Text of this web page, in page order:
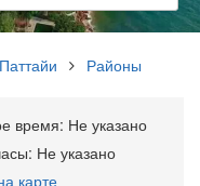
Районы
время: Не указано
Не указано
карте